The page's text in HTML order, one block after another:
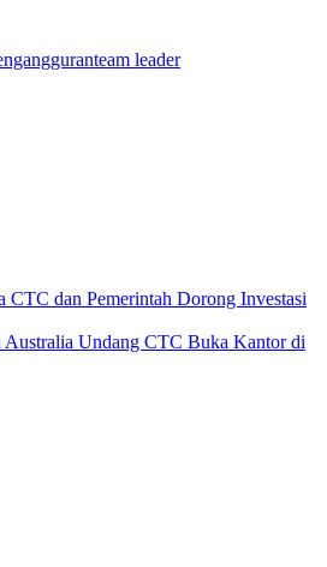
team leader
CTC dan Pemerintah Dorong Investasi
Australia Undang CTC Buka Kantor di